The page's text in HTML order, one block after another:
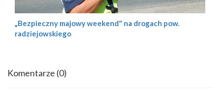
„Bezpieczny majowy weekend" na drogach pow.
radziejowskiego
Komentarze (0)